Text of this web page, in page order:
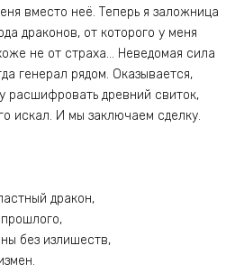
вместо неё. Теперь я заложница
драконов, от которого у меня
не от страха… Неведомая сила
генерал рядом. Оказывается,
расшифровать древний свиток,
искал. И мы заключаем сделку.
дракон,
без излишеств,